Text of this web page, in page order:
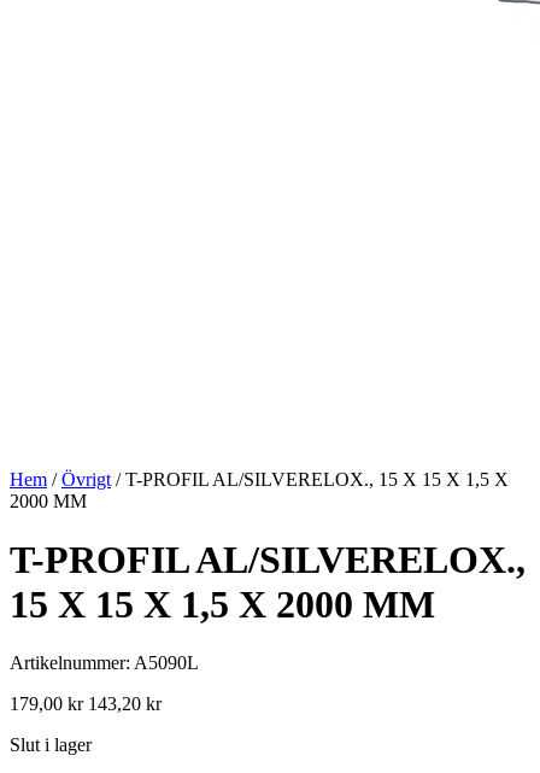
Hem /Övrigt / T-PROFIL AL/SILVERELOX., 15 X 15 X 1,5 X
2000 MM
T-PROFIL AL/SILVERELOX.,
15 X 15 X 1,5 X 2000 MM
Artikelnummer: A5090L
179,00 kr 143,20 kr
Slut i lager